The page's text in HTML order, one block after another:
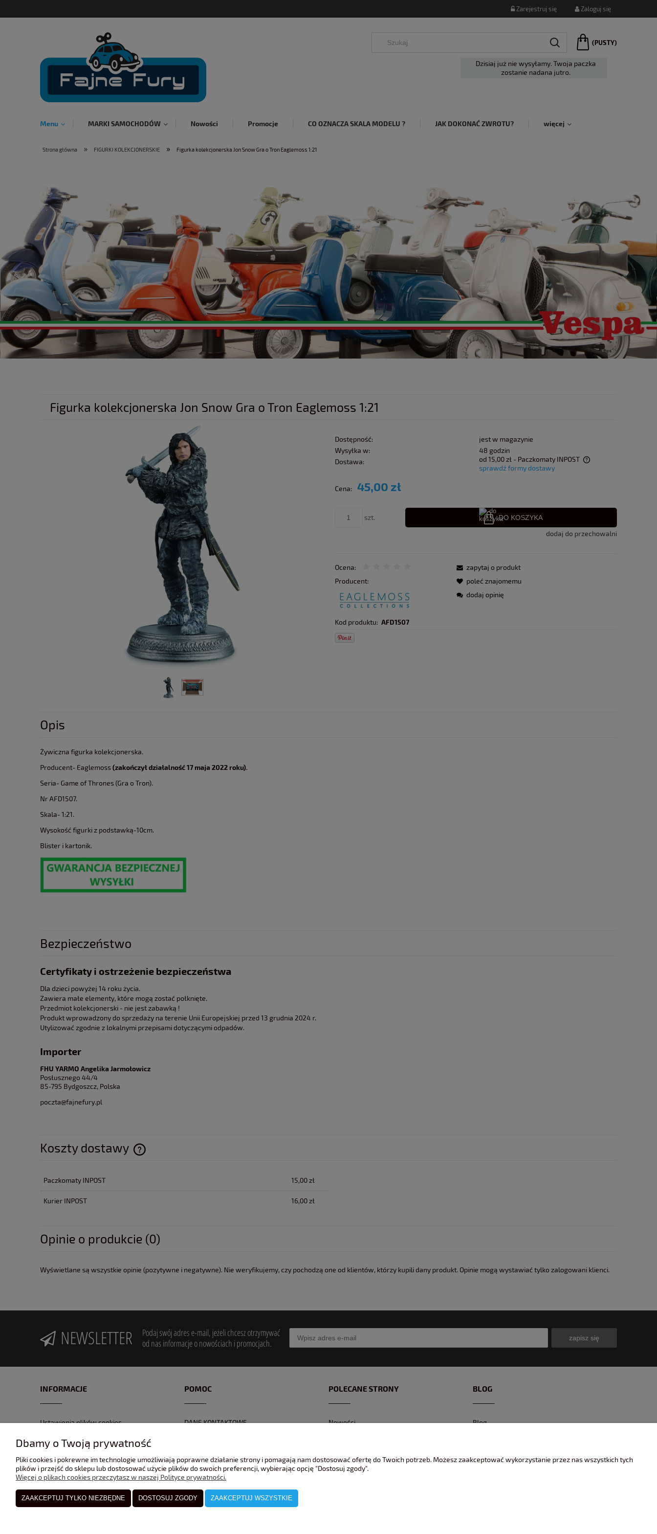
Zarejestruj się Zaloguj się
(PUSTY)
Dzisiaj już nie wysyłamy. Twoja paczka
zostanie nadana jutro.
Menu MARKI SAMOCHODÓW Nowości Promocje CO OZNACZA SKALA MODELU ? JAK DOKONAĆ ZWROTU? więcej
Strona główna » FIGURKI KOLEKCJONERSKIE » Figurka kolekcjonerska Jon Snow Gra o Tron Eaglemoss 1:21
Figurka kolekcjonerska Jon Snow Gra o Tron Eaglemoss 1:21
Dostępność:
jest w magazynie
Wysyłka w:
48 godzin
Dostawa:
od 15,00 zł - Paczkomaty INPOST
sprawdź formy dostawy
Cena: 45,00 zł
szt. DO KOSZYKA
dodaj do przechowalni
Ocena:
Producent:
Kod produktu: AFD1507
zapytaj o produkt
poleć znajomemu
dodaj opinię
Opis
Żywiczna figurka kolekcjonerska.
Producent- Eaglemoss(zakończył działalność 17 maja 2022 roku).
Seria- Game of Thrones (Gra o Tron).
Nr AFD1507.
Skala- 1:21.
Wysokość figurki z podstawką-10cm.
Blister i kartonik.
Bezpieczeństwo
Certyfikaty i ostrzeżenie bezpieczeństwa
Dla dzieci powyżej 14 roku życia.
Zawiera małe elementy, które mogą zostać połknięte.
Przedmiot kolekcjonerski - nie jest zabawką !
Produkt wprowadzony do sprzedaży na terenie Unii Europejskiej przed 13 grudnia 2024 r.
Utylizować zgodnie z lokalnymi przepisami dotyczącymi odpadów.
Importer
FHU YARMO Angelika Jarmołowicz
Posłusznego 44/4
85-795 Bydgoszcz, Polska
poczta@fajnefury.pl
Koszty dostawy
Paczkomaty INPOST 15,00 zł
Kurier INPOST 16,00 zł
Opinie o produkcie (0)
Wyświetlane są wszystkie opinie (pozytywne i negatywne). Nie weryfikujemy, czy pochodzą one od klientów, którzy kupili dany produkt. Opinie mogą wystawiać tylko zalogowani klienci.
NEWSLETTER
Podaj swój adres e-mail, jeżeli chcesz otrzymywać
od nas informacje o nowościach i promocjach.
zapisz się
INFORMACJE
Ustawienia plików cookies
REGULAMIN
GPSR
POMOC
DANE KONTAKTOWE
ZWROTY I REKLAMACJE
POLECANE STRONY
Nowości
BLOG
Blog
ENCYKLOPEDIA KOLEKCJONERA
Dbamy o Twoją prywatność
Pliki cookies i pokrewne im technologie umożliwiają poprawne działanie strony i pomagają nam dostosować ofertę do Twoich potrzeb. Możesz zaakceptować wykorzystanie przez nas wszystkich tych
plików i przejść do sklepu lub dostosować użycie plików do swoich preferencji, wybierając opcję "Dostosuj zgody".
Więcej o plikach cookies przeczytasz w naszej Polityce prywatności.
ZAAKCEPTUJ TYLKO NIEZBĘDNE DOSTOSUJ ZGODY ZAAKCEPTUJ WSZYSTKIE